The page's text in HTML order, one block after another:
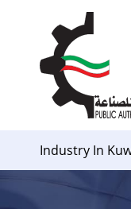
Skip to Content
Industry In